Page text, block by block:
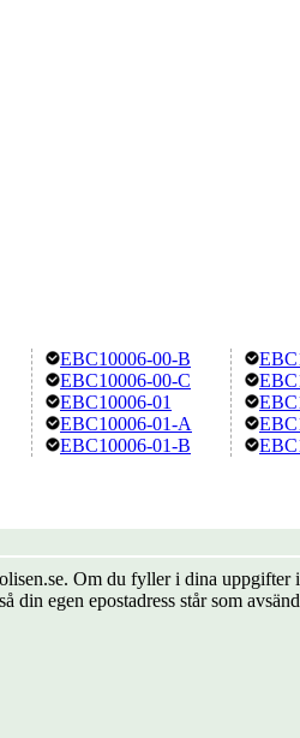
EBC10006-00-B
EBC10006-00-C
EBC10006-01
EBC10006-01-A
EBC10006-01-B
Om du fyller i dina
egen epostadress står som